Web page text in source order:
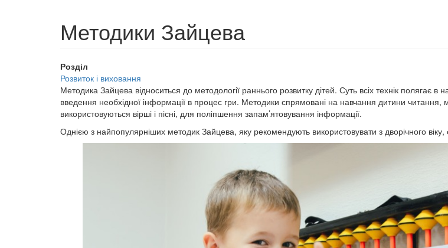
Методики Зайцева
Розділ
Розвиток і виховання
Методика Зайцева відноситься до методології раннього розвитку дітей. Суть всіх технік полягає в
введення необхідної інформації в процес гри. Методики спрямовані на навчання дитини
використовуються вірші і пісні, для поліпшення запам’ятовування інформації.
Однією з найпопулярніших методик Зайцева, яку рекомендують використовувати з дворічного віку,